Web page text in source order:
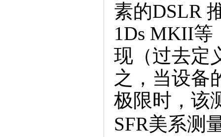
素的DSLR
1DsMKII等
现（过去定
之，当设备
极限时，该
SFR美系测